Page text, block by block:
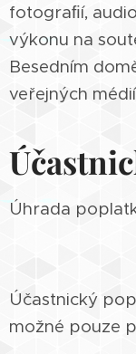
fotograﬁí,
výkonu na
Besedním
veřejných
Úhrada
do 4.
Účastnický
možné pouze